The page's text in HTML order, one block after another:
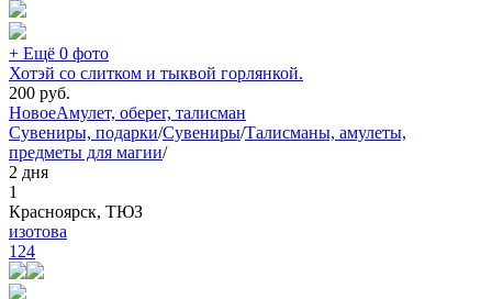
+ Ещё 0 фото
Хотэй со слитком и тыквой горлянкой.
200 руб.
НовоеАмулет, оберег, талисман
Сувениры, подарки/Сувениры/Талисманы, амулеты,
предметы для магии/
2 дня
1
Красноярск, ТЮЗ
изотова
124